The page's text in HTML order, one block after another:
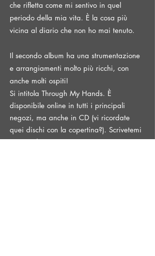
che rifletta come mi sentivo in quel
periodo della mia vita. È la cosa più
vicina al diario che non ho mai tenuto.
Il secondo album ha una strumentazione
e arrangiamenti molto più ricchi, con
anche molti ospiti!
Si intitola Through My Hands. È
disponibile online in tutti i principali
negozi, ma anche in CD (vi ricordate
quei dischi con la copertina?). Scrivetemi
se ne volete una copia.